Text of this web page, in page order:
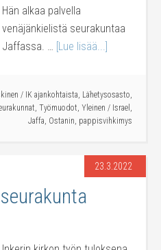
Hän alkaa palvella
venäjänkielistä seurakuntaa
Jaffassa. … [Lue lisää...]
/ IK ajankohtaista, Lähetysosasto,
, Työmuodot, Yleinen / Israel ,
Jaffa, Ostanin, pappisvihkimys
23.3.2022